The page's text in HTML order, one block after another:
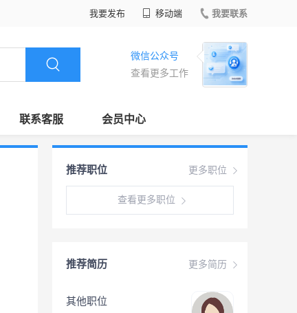
我要发布 移动端 我要联系
微信公众号
查看更多工作
联系客服 会员中心
更多职位
推荐职位
查看更多职位
更多简历
推荐简历
其他职位